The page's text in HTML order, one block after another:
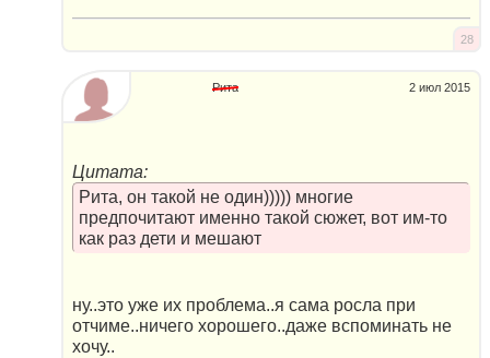
28
2 июл 2015
Рита
Цитата:
Рита, он такой не один))))) многие
предпочитают именно такой сюжет, вот им-то
как раз дети и мешают
ну..это уже их проблема..я сама росла при
отчиме..ничего хорошего..даже вспоминать не
хочу..